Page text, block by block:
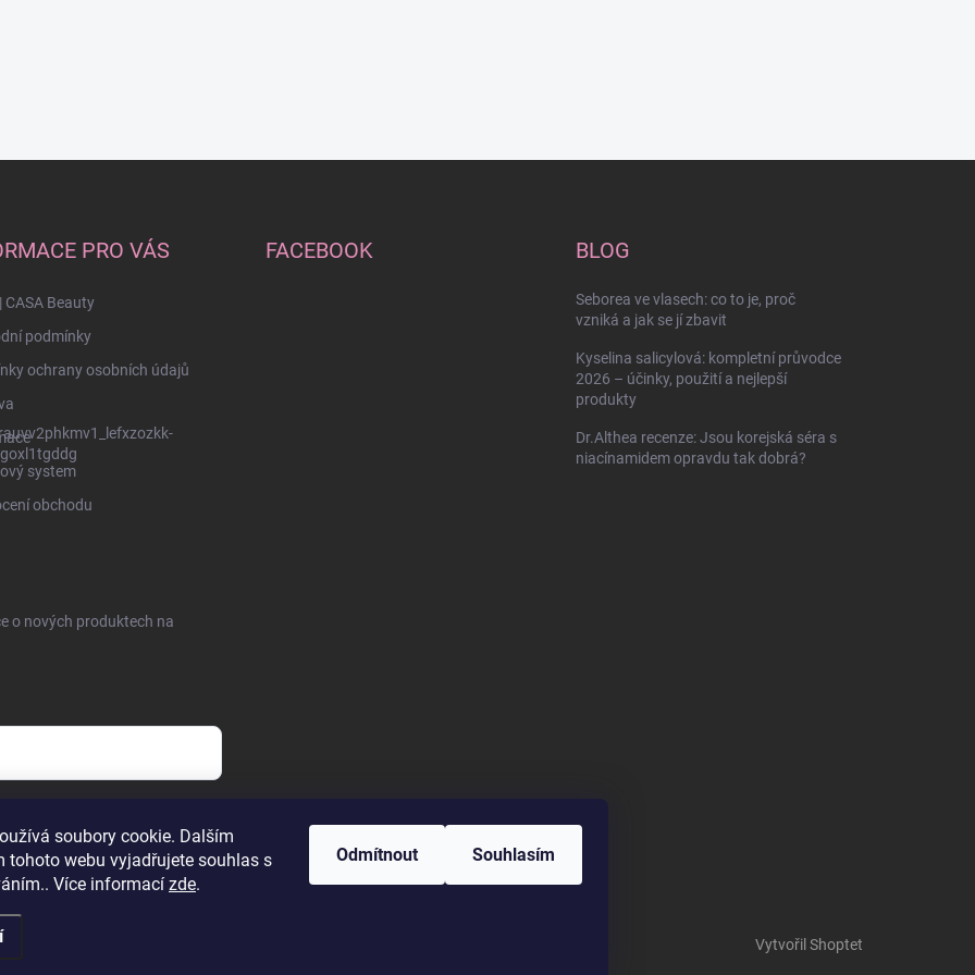
soubory cookie. Dalším
tohoto webu vyjadřujete souhlas s
Více informací zde.
Odmítnout Souhlasím
PRO VÁS
CASA Beauty
podmínky
ochrany osobních údajů
system
obchodu
FACEBOOK BLOG
Seborea ve vlasech: co to je, proč
vzniká a jak se jí zbavit
Kyselina salicylová: kompletní průvodce
2026 – účinky, použití a nejlepší
produkty
Dr.Althea recenze: Jsou korejská séra s
niacínamidem opravdu tak dobrá?
o nových produktech na
Vytvořil Shoptet